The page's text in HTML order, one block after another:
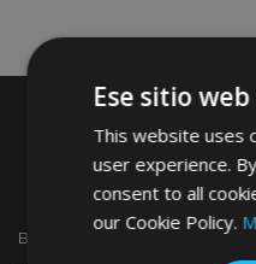
Bienvenido a VTVAUTO
Ese sitio
This website uses
user experience.
consent to all
our Cookie Policy.